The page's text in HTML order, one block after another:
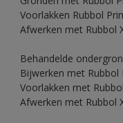
Voorlakken Rubbol
Afwerken met Rubbol
Behandelde
Bijwerken met Rubbol
Voorlakken met
Afwerken met Rubbol